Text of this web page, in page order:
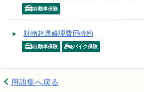
自動車保険
対物超過修理費用特約
自動車保険 バイク保険
用語集へ戻る